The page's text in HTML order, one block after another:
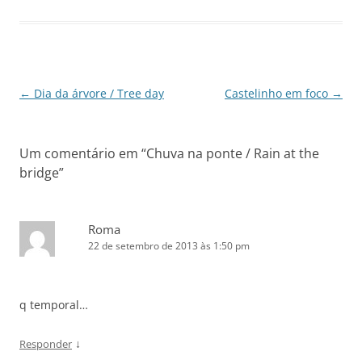
Navegação
← Dia da árvore / Tree day Castelinho em foco →
Um comentário em “Chuva na ponte / Rain at the
bridge”
Roma
22 de setembro de 2013 às 1:50 pm
q temporal…
Responder ↓